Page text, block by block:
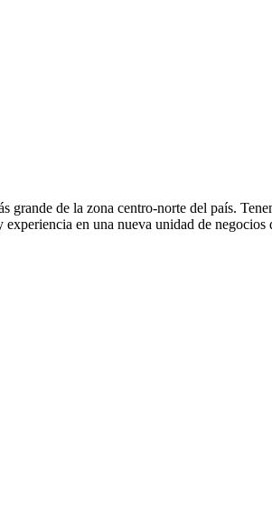
de la zona centro-norte del país.
en una nueva unidad de negocios